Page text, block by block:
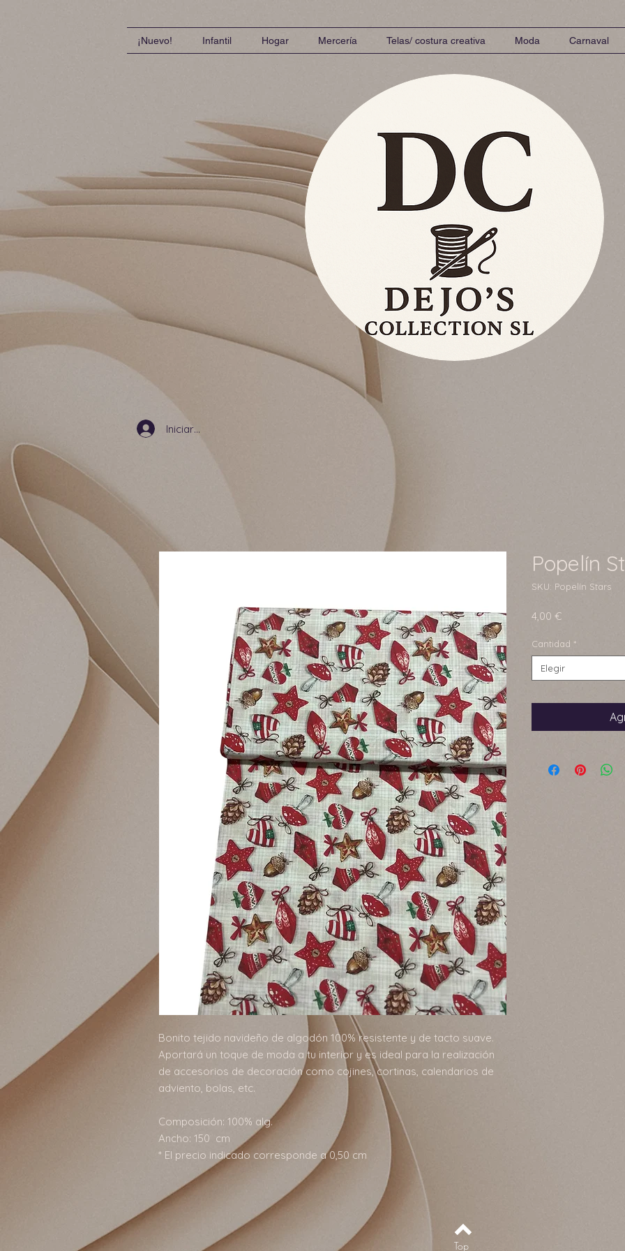
¡Nuevo! Infantil Hogar Mercería Telas/ costura creativa Moda Carnaval
Iniciar sesión
Bonito tejido navideño de algodón 100% resistente y de tacto suave.
Aportará un toque de moda a tu interior y es ideal para la realización
de accesorios de decoración como cojines, cortinas, calendarios de
adviento, bolas, etc.
Composición: 100% alg.
Ancho: 150 cm
* El precio indicado corresponde a 0,50 cm
Popelín
SKU: Popelín Stars
4,00 €
Cantidad *
Elegir
Top